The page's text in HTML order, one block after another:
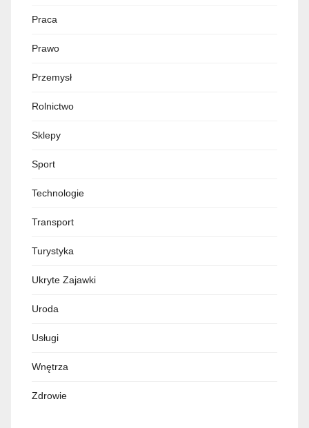
Praca
Prawo
Przemysł
Rolnictwo
Sklepy
Sport
Technologie
Transport
Turystyka
Ukryte Zajawki
Uroda
Usługi
Wnętrza
Zdrowie